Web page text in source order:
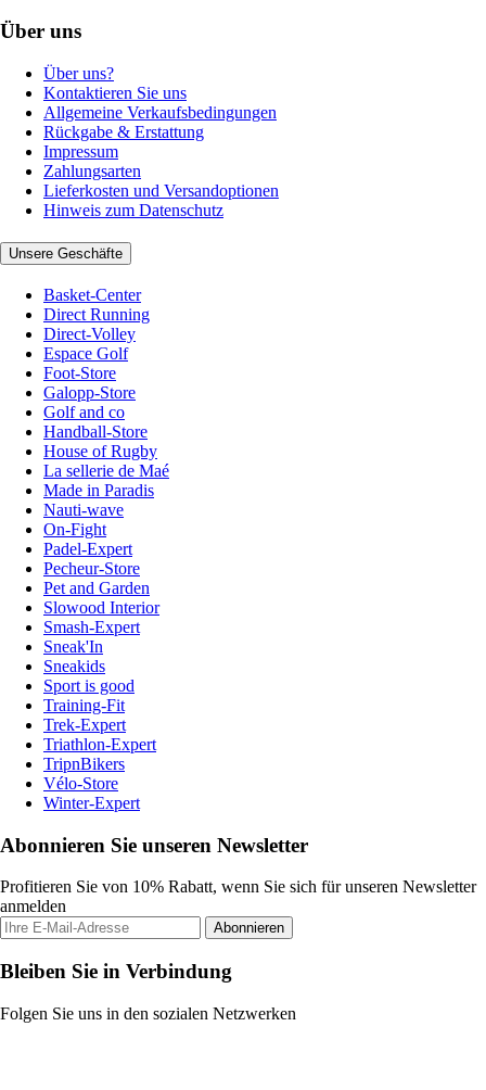
Über uns
Über uns?
Kontaktieren Sie uns
Allgemeine Verkaufsbedingungen
Rückgabe & Erstattung
Impressum
Zahlungsarten
Lieferkosten und Versandoptionen
Hinweis zum Datenschutz
Unsere Geschäfte
Basket-Center
Direct Running
Direct-Volley
Espace Golf
Foot-Store
Galopp-Store
Golf and co
Handball-Store
House of Rugby
La sellerie de Maé
Made in Paradis
Nauti-wave
On-Fight
Padel-Expert
Pecheur-Store
Pet and Garden
Slowood Interior
Smash-Expert
Sneak'In
Sneakids
Sport is good
Training-Fit
Trek-Expert
Triathlon-Expert
TripnBikers
Vélo-Store
Winter-Expert
Abonnieren Sie unseren Newsletter
Profitieren Sie von 10% Rabatt, wenn Sie sich für unseren Newsletter
anmelden
Abonnieren
Bleiben Sie in Verbindung
Folgen Sie uns in den sozialen Netzwerken